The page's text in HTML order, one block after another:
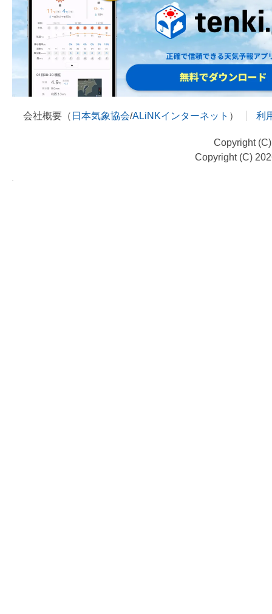
会社概要（ 日本気象協会/ALiNKインターネット ） 利
Copyright
Copyright (C)